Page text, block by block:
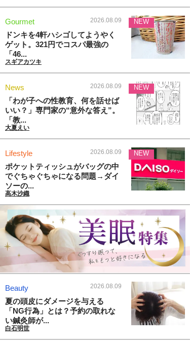
Gourmet 2026.08.09
ドンキを4軒ハシゴしてようやく
ゲット。321円でコスパ最強の
「46...
スギアカツキ
NEW
News 2026.08.09
「わが子への性教育、何を話せば
いい？」専門家の“意外な答え”。
「教...
大夏えい
NEW
Lifestyle 2026.08.09
ポケットティッシュがバッグの中
でぐちゃぐちゃになる問題→ダイ
ソーの...
高木沙織
NEW
Beauty 2026.08.09
夏の頭皮にダメージを与える
「NG行為」とは？予約の取れな
い鍼灸師が...
白石明世